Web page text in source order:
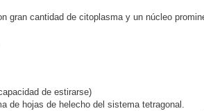
gran cantidad de citoplasma y un núcleo
de estirarse)
de hojas de helecho del sistema tetragonal.